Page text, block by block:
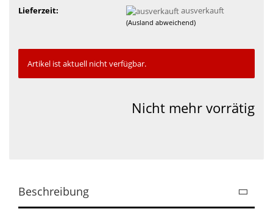
Lieferzeit:
ausverkauft
(Ausland abweichend)
Artikel ist aktuell nicht verfügbar.
Nicht mehr vorrätig
Beschreibung